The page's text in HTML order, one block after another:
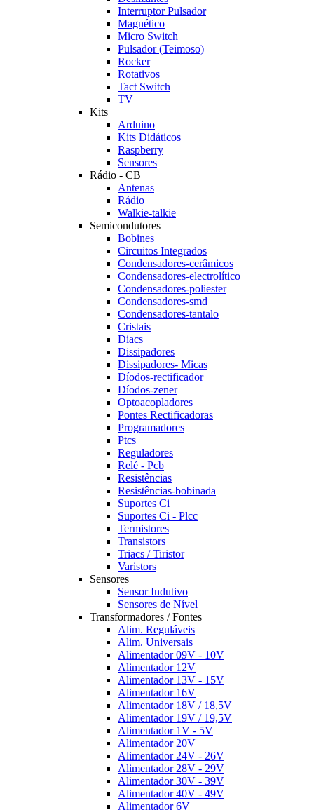
Interruptor Pulsador
Magnético
Micro Switch
Pulsador (Teimoso)
Rocker
Rotativos
Tact Switch
TV
Kits
Arduino
Kits Didáticos
Raspberry
Sensores
Rádio - CB
Antenas
Rádio
Walkie-talkie
Semicondutores
Bobines
Circuitos Integrados
Condensadores-cerâmicos
Condensadores-electrolítico
Condensadores-poliester
Condensadores-smd
Condensadores-tantalo
Cristais
Diacs
Dissipadores
Dissipadores- Micas
Díodos-rectificador
Díodos-zener
Optoacopladores
Pontes Rectificadoras
Programadores
Ptcs
Reguladores
Relé - Pcb
Resistências
Resistências-bobinada
Suportes Ci
Suportes Ci - Plcc
Termistores
Transistors
Triacs / Tiristor
Varistors
Sensores
Sensor Indutivo
Sensores de Nível
Transformadores / Fontes
Alim. Reguláveis
Alim. Universais
Alimentador 09V - 10V
Alimentador 12V
Alimentador 13V - 15V
Alimentador 16V
Alimentador 18V / 18,5V
Alimentador 19V / 19,5V
Alimentador 1V - 5V
Alimentador 20V
Alimentador 24V - 26V
Alimentador 28V - 29V
Alimentador 30V - 39V
Alimentador 40V - 49V
Alimentador 6V